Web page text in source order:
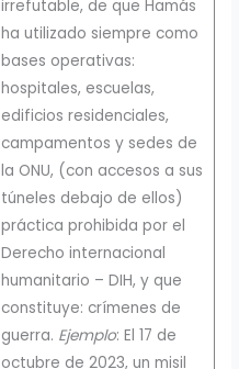
irrefutable, de que Hamás
ha utilizado siempre como
bases operativas:
hospitales, escuelas,
edificios residenciales,
campamentos y sedes de
la ONU, (con accesos a sus
túneles debajo de ellos)
práctica prohibida por el
Derecho internacional
humanitario – DIH, y que
constituye: crímenes de
guerra. Ejemplo: El 17 de
octubre de 2023, un misil